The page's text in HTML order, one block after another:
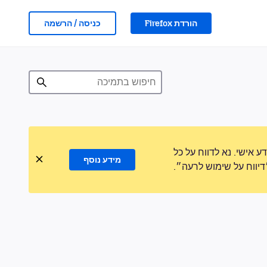
הורדת Firefox כניסה / הרשמה
אישי. נא לדווח על כל
על שימוש לרעה״.
מידע נוסף